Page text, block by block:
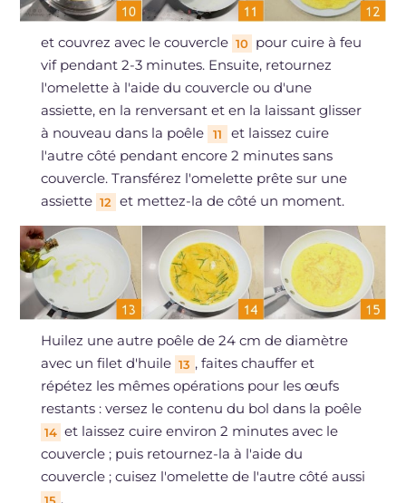
et couvrez avec le couvercle 10 pour cuire à feu
vif pendant 2-3 minutes. Ensuite, retournez
l'omelette à l'aide du couvercle ou d'une
assiette, en la renversant et en la laissant glisser
à nouveau dans la poêle
11
et laissez cuire
l'autre côté pendant encore 2 minutes sans
couvercle. Transférez l'omelette prête sur une
assiette 12 et mettez-la de côté un moment.
Huilez une autre poêle de 24 cm de diamètre
avec un filet d'huile 13 , faites chauffer et
répétez les mêmes opérations pour les œufs
restants : versez le contenu du bol dans la poêle
14 et laissez cuire environ 2 minutes avec le
couvercle ; puis retournez-la à l'aide du
couvercle ; cuisez l'omelette de l'autre côté aussi
.